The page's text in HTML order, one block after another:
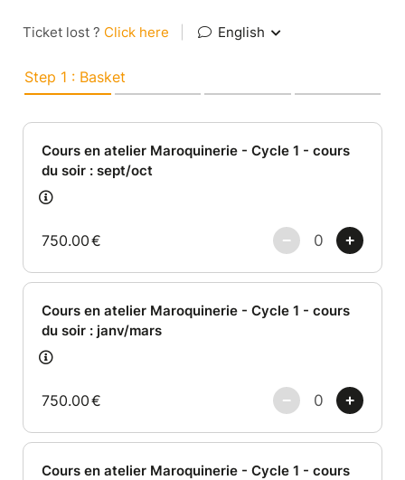
Ticket lost ? Click here English
Step 1 : Basket
Cours en atelier Maroquinerie - Cycle 1 - cours
du soir : sept/oct
750.00€
Cours en atelier Maroquinerie - Cycle 1 - cours
du soir : janv/mars
750.00€
Cours en atelier Maroquinerie - Cycle 1 - cours